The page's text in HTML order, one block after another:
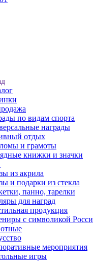
по видам спорта
награды
отдых
и грамоты
книжки и значки
из акрила
и подарки из стекла
панно, тарелки
для наград
продукция
с символикой
мероприятия
игры